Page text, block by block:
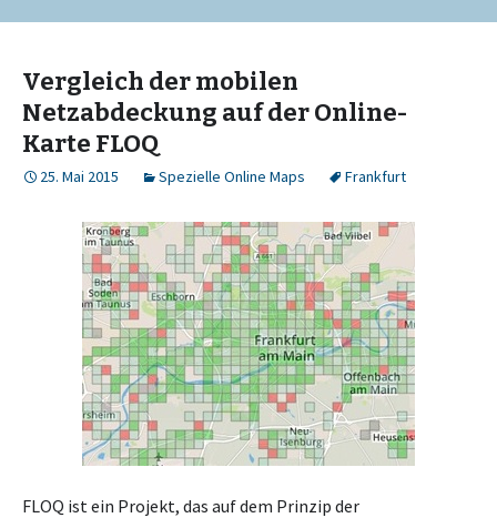
Vergleich der mobilen
Netzabdeckung auf der Online-
Karte FLOQ
25. Mai 2015 Spezielle Online Maps Frankfurt
FLOQ ist ein Projekt, das auf dem Prinzip der